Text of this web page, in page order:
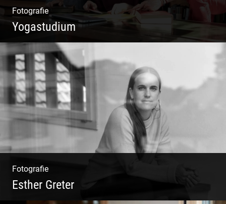
Fotografie
Yogastudium
Philosophie | Asana | Yogapraxis
Fotografie
Esther Greter